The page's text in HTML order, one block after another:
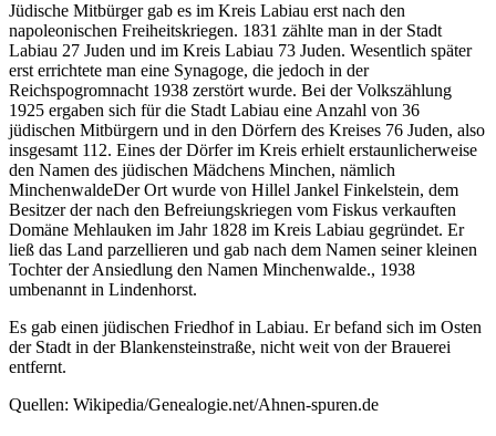
Jüdische Mitbürger gab es im Kreis Labiau erst nach den
napoleonischen Freiheitskriegen. 1831 zählte man in der Stadt
Labiau 27 Juden und im Kreis Labiau 73 Juden. Wesentlich später
erst errichtete man eine Synagoge, die jedoch in der
Reichspogromnacht 1938 zerstört wurde. Bei der Volkszählung
1925 ergaben sich für die Stadt Labiau eine Anzahl von 36
jüdischen Mitbürgern und in den Dörfern des Kreises 76 Juden, also
insgesamt 112. Eines der Dörfer im Kreis erhielt erstaunlicherweise
den Namen des jüdischen Mädchens Minchen, nämlich
MinchenwaldeDer Ort wurde von Hillel Jankel Finkelstein, dem
Besitzer der nach den Befreiungskriegen vom Fiskus verkauften
Domäne Mehlauken im Jahr 1828 im Kreis Labiau gegründet. Er
ließ das Land parzellieren und gab nach dem Namen seiner kleinen
Tochter der Ansiedlung den Namen Minchenwalde., 1938
umbenannt in Lindenhorst.
Es gab einen jüdischen Friedhof in Labiau. Er befand sich im Osten
der Stadt in der Blankensteinstraße, nicht weit von der Brauerei
entfernt.
Quellen: Wikipedia/Genealogie.net/Ahnen-spuren.de